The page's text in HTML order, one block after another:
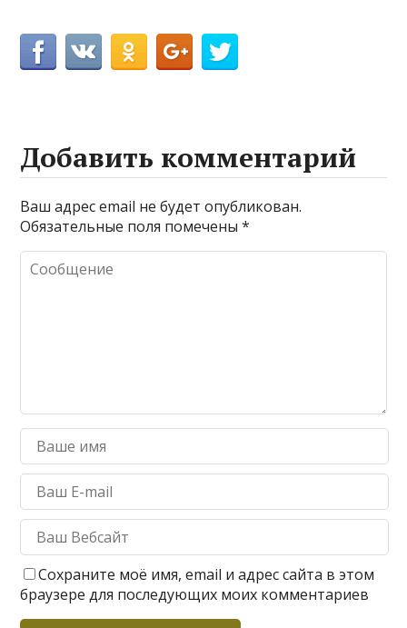
Добавить комментарий
Ваш адрес email не будет опубликован.
Обязательные поля помечены*
Сохраните моё имя, email и адрес сайта в этом
браузере для последующих моих комментариев